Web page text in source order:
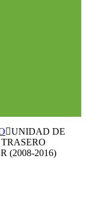
UNIDAD DE
(2008-2016)